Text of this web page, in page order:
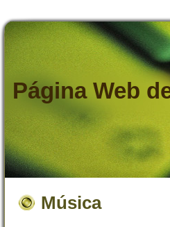
Página Web
Música